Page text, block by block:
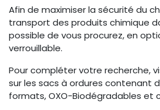
Afin de maximiser la sécurité du
transport des produits chimique
possible de vous procurez, en
verrouillable.
Pour compléter votre recherche,
sur les sacs à ordures contenant
formats, OXO-Biodégradables et